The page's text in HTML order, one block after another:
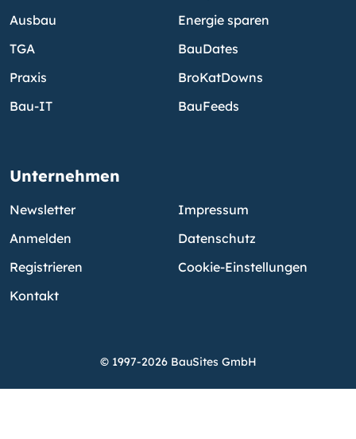
Ausbau
TGA
Praxis
Bau-IT
Energie sparen
BauDates
BroKatDowns
BauFeeds
Unternehmen
Newsletter
Anmelden
Registrieren
Kontakt
Impressum
Datenschutz
Cookie-Einstellungen
© 1997-2026 BauSites GmbH